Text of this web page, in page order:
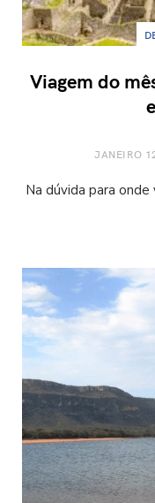
Viagem do
JANEIRO
Na dúvida para